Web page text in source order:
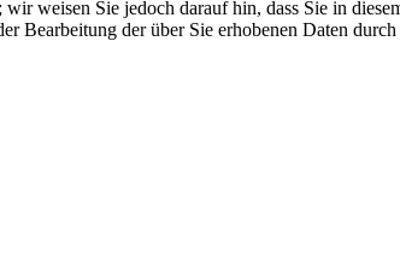
weisen Sie jedoch darauf hin, dass Sie in
Bearbeitung der über Sie erhobenen Daten